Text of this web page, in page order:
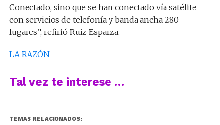
Conectado, sino que se han conectado vía satélite
con servicios de telefonía y banda ancha 280
lugares”, refirió Ruíz Esparza.
LA RAZÓN
Tal vez te interese …
TEMAS RELACIONADOS: